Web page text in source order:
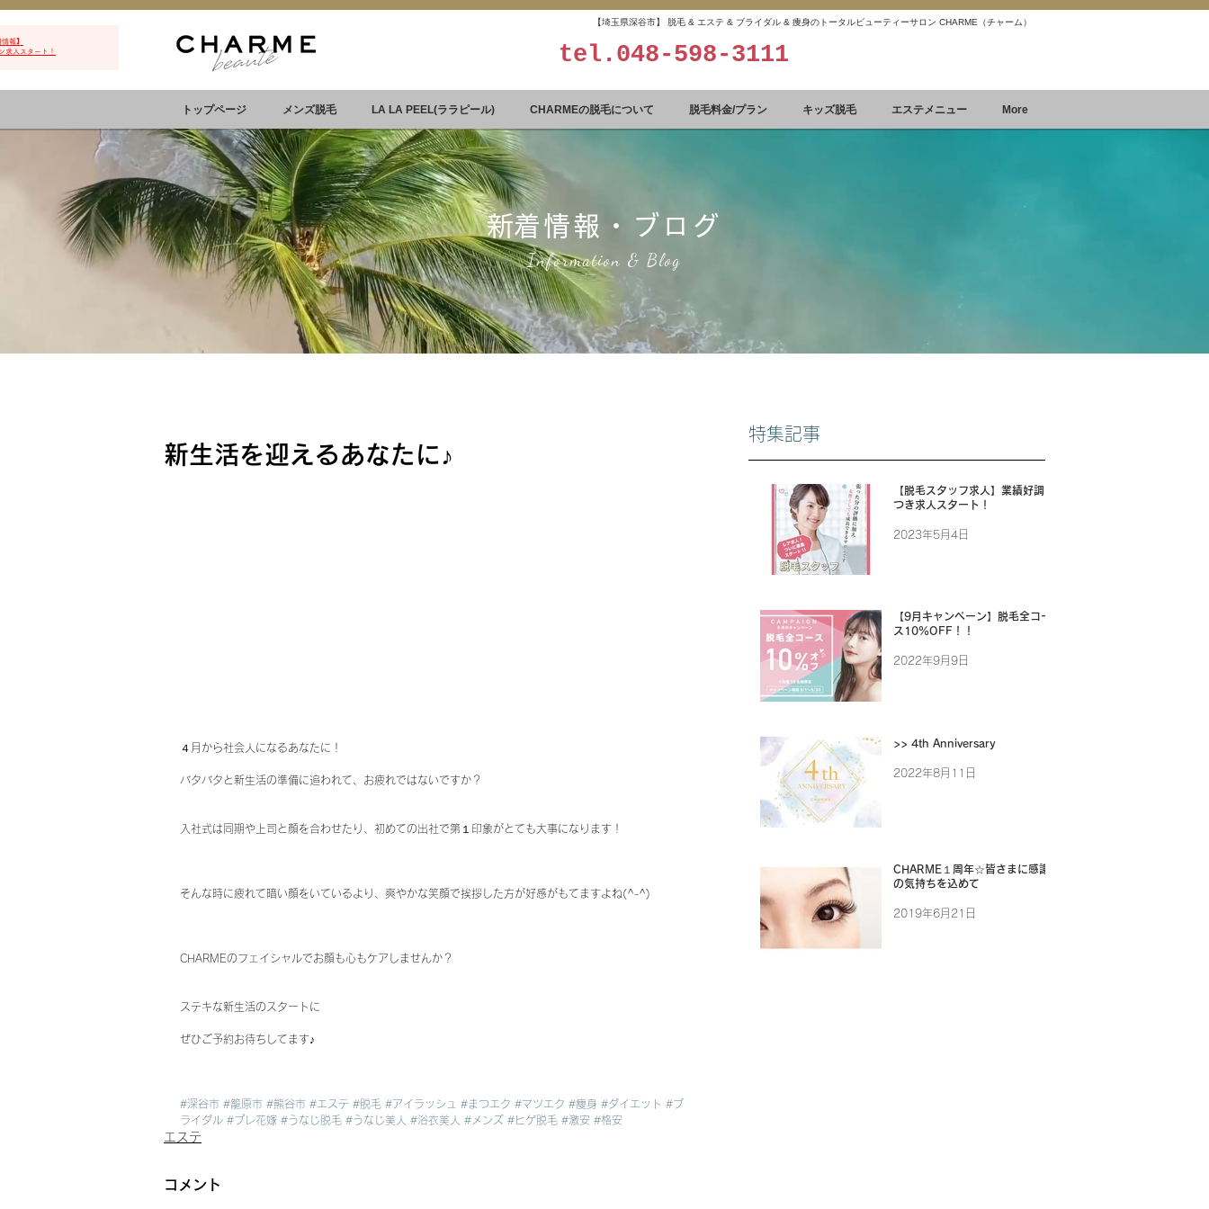
報】
求人スタート！
【埼玉県深谷市】 脱毛 & エステ & ブライダル & 痩身のトータルビューティーサロン CHARME（チャーム）
tel. 048-598-3111
トップページ メンズ脱毛 LA LA PEEL(ララピール) CHARMEの脱毛について 脱毛料金/プラン キッズ脱毛 エステメニュー More
​新着情報・ブログ
Information & Blog
新生活を迎えるあなたに♪
４月から社会人になるあなたに！
バタバタと新生活の準備に追われて、お疲れではないですか？
入社式は同期や上司と顔を合わせたり、初めての出社で第１印象がとても大事になります！
そんな時に疲れて暗い顔をいているより、爽やかな笑顔で挨拶した方が好感がもてますよね(^-^)
CHARMEのフェイシャルでお顔も心もケアしませんか？
ステキな新生活のスタートに
ぜひご予約お待ちしてます♪
#深谷市 #籠原市 #熊谷市 #エステ #脱毛 #アイラッシュ #まつエク #マツエク #痩身 #ダイエット #ブ
ライダル #プレ花嫁 #うなじ脱毛 #うなじ美人 #浴衣美人 #メンズ #ヒゲ脱毛 #激安 #格安
エステ
コメント
特集記事
【脱毛スタッフ求人】業績好調に
つき求人スタート！
2023年5月4日
【9月キャンペーン】脱毛全コー
ス10%OFF！！
2022年9月9日
>> 4th Anniversary
2022年8月11日
CHARME１周年☆皆さまに感謝
の気持ちを込めて
2019年6月21日